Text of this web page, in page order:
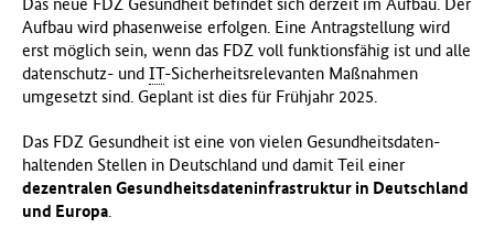
Das neue FDZ Gesundheit befindet sich derzeit im Aufbau. Der
Aufbau wird phasenweise erfolgen. Eine Antragstellung wird
erst möglich sein, wenn das FDZ voll funktionsfähig ist und alle
datenschutz- und IT-Sicherheitsrelevanten Maßnahmen
umgesetzt sind. Geplant ist dies für Frühjahr 2025.
Das FDZ Gesundheit ist eine von vielen Gesundheitsdaten-
haltenden Stellen in Deutschland und damit Teil einer
dezentralen Gesundheitsdateninfrastruktur in Deutschland
und Europa.